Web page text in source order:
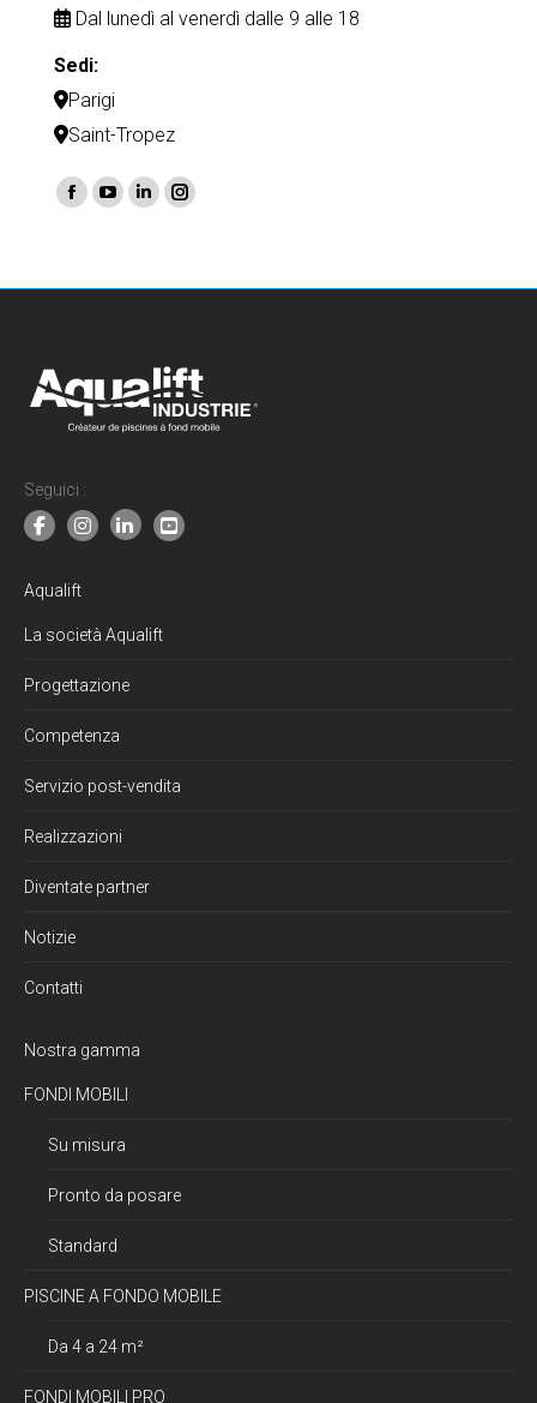
Dal lunedì al venerdì dalle 9 alle 18
Sedi:
Parigi
Saint-Tropez
Find us on:
Facebook
YouTube
window
Linkedin
window
Instagram
window
Seguici :
Aqualift
La società Aqualift
Progettazione
Competenza
Servizio post-vendita
Realizzazioni
Diventate partner
Notizie
Contatti
Nostra gamma
FONDI MOBILI
Su misura
Pronto da posare
Standard
PISCINE A FONDO MOBILE
Da 4 a 24 m²
FONDI MOBILI PRO